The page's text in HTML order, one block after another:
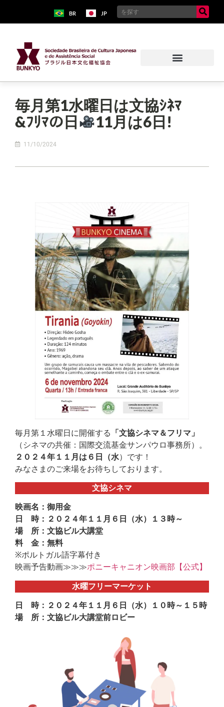
BR JP
毎月第1水曜日は文協ｼﾈﾏ
&ﾌﾘﾏの日
11月は6日!
11/10/2024
毎月第１水曜日に開催する 「文協シネマ＆フリマ」
（シネマの共催：国際交流基金サンパウロ事務所）。
２０２４年１１月は６日（水）です！
みなさまのご来場をお待ちしております。
文協シネマ
映画名：御用金
日 時：２０２４年１１月６日（水）１３時～
場 所：文協ビル大講堂
料 金：無料
※ポルトガル語字幕付き
映画予告動画≫≫≫ポニーキャニオン映画部【公式】
水曜フリーマーケット
日 時：２０２４年１１月６日（水）１０時～１５時
場 所：文協ビル大講堂前ロビー